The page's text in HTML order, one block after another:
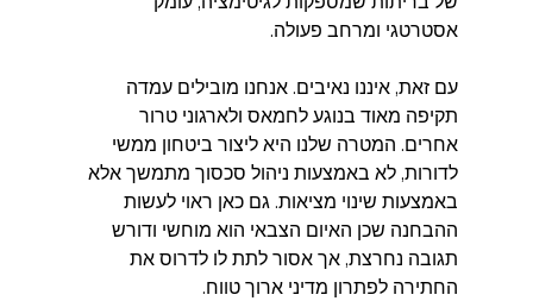
אסטרטגי ומרחב פעולה.
עם זאת, איננו נאיבים. אנחנו מובילים עמדה
תקיפה מאוד בנוגע לחמאס ולארגוני טרור
אחרים. המטרה שלנו היא ליצור ביטחון ממשי
לדורות, לא באמצעות ניהול סכסוך מתמשך אלא
באמצעות שינוי מציאות. גם כאן ראוי לעשות
ההבחנה שכן האיום הצבאי הוא מוחשי ודורש
תגובה נחרצת, אך אסור לתת לו לדרוס את
החתירה לפתרון מדיני ארוך טווח.